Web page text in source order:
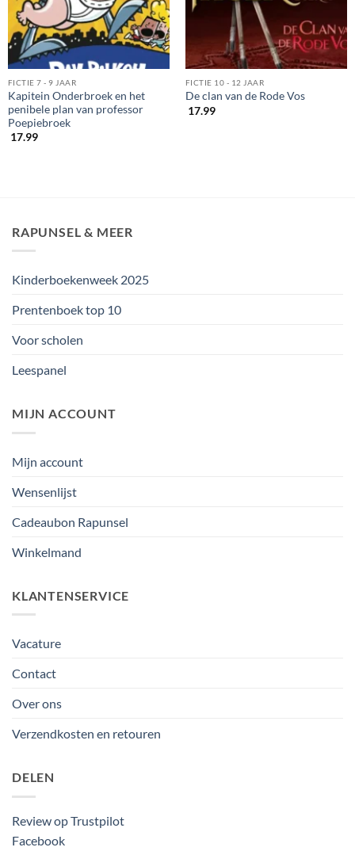
FICTIE 7 - 9 JAAR
Kapitein Onderbroek en het
penibele plan van professor
Poepiebroek
17.99
FICTIE 10 - 12 JAAR
De clan van de Rode Vos
17.99
RAPUNSEL & MEER
Kinderboekenweek 2025
Prentenboek top 10
Voor scholen
Leespanel
MIJN ACCOUNT
Mijn account
Wensenlijst
Cadeaubon Rapunsel
Winkelmand
KLANTENSERVICE
Vacature
Contact
Over ons
Verzendkosten en retouren
DELEN
Review op Trustpilot
Facebook